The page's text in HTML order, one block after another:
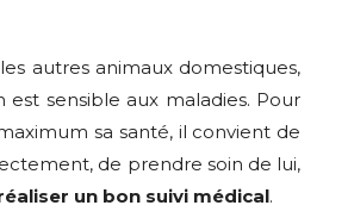
autres animaux domestiques,
est sensible aux maladies. Pour
sa santé, il convient de
de prendre soin de lui,
un bon suivi médical.